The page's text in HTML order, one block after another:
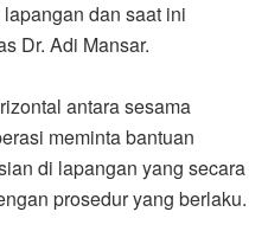
dan saat ini
Dr. Adi Mansar.
antara sesama
meminta bantuan
di lapangan yang secara
prosedur yang berlaku.